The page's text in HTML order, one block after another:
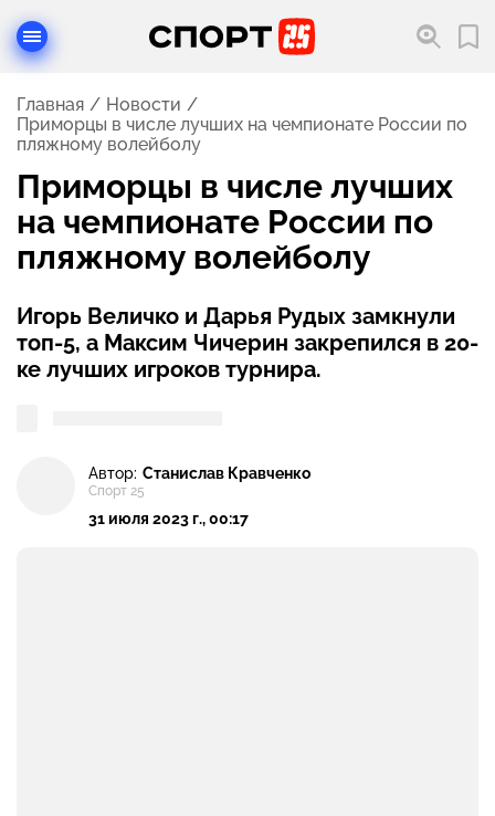
Главная
Новости
Приморцы в числе лучших на чемпионате России по
пляжному волейболу
Приморцы в числе лучших
на чемпионате России по
пляжному волейболу
Игорь Величко и Дарья Рудых замкнули
топ-5, а Максим Чичерин закрепился в 20-
ке лучших игроков турнира.
Автор: Станислав Кравченко
Спорт 25
31 июля 2023 г., 00:17